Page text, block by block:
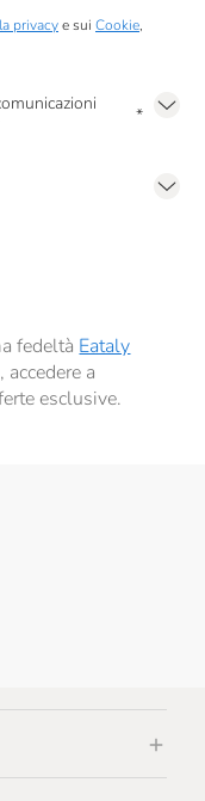
privacye sui Cookie,
*
di consenso prestato ai
fedeltà Eataly
a
esclusive.